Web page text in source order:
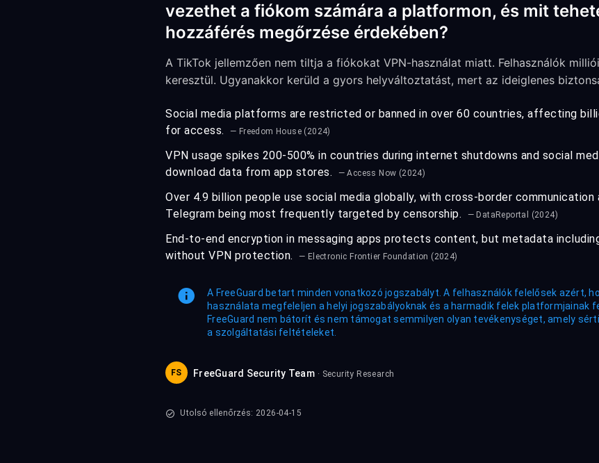
vezethet a fiókom számára a platformon, és mit
hozzáférés megőrzése érdekében?
A TikTok jellemzően nem tiltja a fiókokat VPN-használat miatt. Felhasználók
keresztül. Ugyanakkor kerüld a gyors helyváltoztatást, mert az ideiglenes
Social media platforms are restricted or banned in over 60 countries, affecting
for access.
— Freedom House (2024)
VPN usage spikes 200-500% in countries during internet shutdowns and social
download data from app stores.
— Access Now (2024)
Over 4.9 billion people use social media globally, with cross-border communication
Telegram being most frequently targeted by censorship.
— DataReportal (2024)
End-to-end encryption in messaging apps protects content, but metadata
without VPN protection.
— Electronic Frontier Foundation (2024)
A FreeGuard betart minden vonatkozó jogszabályt. A felhasználók felelősek azért,
használata megfeleljen a helyi jogszabályoknak és a harmadik felek platformjainak
FreeGuard nem bátorít és nem támogat semmilyen olyan tevékenységet, amely
a szolgáltatási feltételeket.
FS FreeGuard Security Team · Security Research
Utolsó ellenőrzés: 2026-04-15